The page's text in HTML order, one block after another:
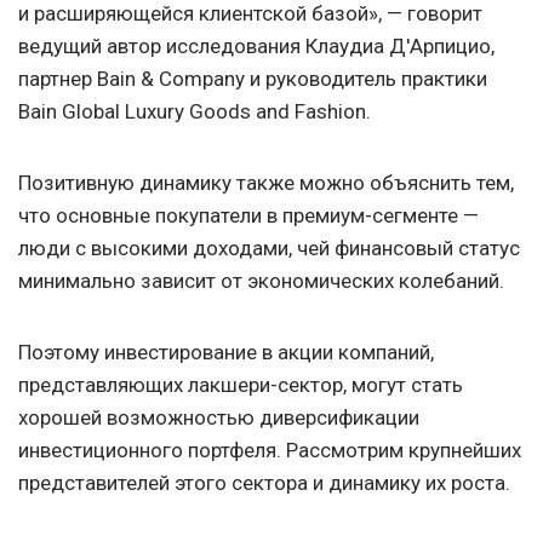
и расширяющейся клиентской базой», — говорит
ведущий автор исследования Клаудиа Д'Арпицио,
партнер Bain & Company и руководитель практики
Bain Global Luxury Goods and Fashion.
Позитивную динамику также можно объяснить тем,
что основные покупатели в премиум-сегменте —
люди с высокими доходами, чей финансовый статус
минимально зависит от экономических колебаний.
Поэтому инвестирование в акции компаний,
представляющих лакшери-сектор, могут стать
хорошей возможностью диверсификации
инвестиционного портфеля. Рассмотрим крупнейших
представителей этого сектора и динамику их роста.